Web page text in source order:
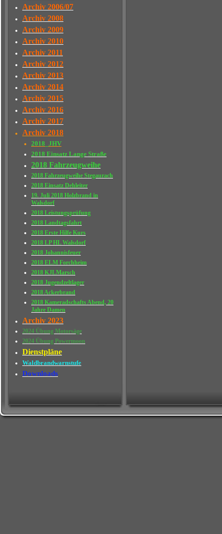
Archiv 2006/07
Archiv 2008
Archiv 2009
Archiv 2010
Archiv 2011
Archiv 2012
Archiv 2013
Archiv 2014
Archiv 2015
Archiv 2016
Archiv 2017
Archiv 2018
2018_JHV
2018 Einsatz Lange Straße
2018 Fahrzeugweihe
2018 Fahrzeugweihe Stegaurach
2018 Einsatz Dehleiter
19. Juli 2018 Holzbrand in
Walsdorf
2018 Leistungsprüfung
2018 Landtagsfahrt
2018 Erste Hilfe Kurs
2018 LP HL Walsdorf
2018 Johannisfeuer
2018 ELM Forchheim
2018 KJLMarsch
2018 Jugendzeltlager
2018 Ackerbrand
2018 Kameradschafts Abend, 20
Jahre Damen
Archiv 2023
2024 Übung Motorsäge
2024 Übung Powermoon
Dienstpläne
Waldbrandwarnstufe
Downloads